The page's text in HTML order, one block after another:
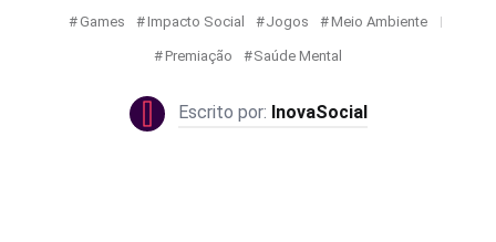
Games Impacto Social Jogos Meio Ambiente
Premiação Saúde Mental
InovaSocial